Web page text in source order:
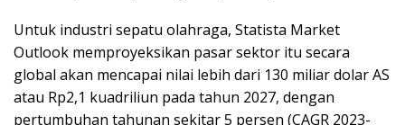
Untuk industri sepatu olahraga, Statista Market
Outlook memproyeksikan pasar sektor itu secara
global akan mencapai nilai lebih dari 130 miliar dolar AS
atau Rp2,1 kuadriliun pada tahun 2027, dengan
pertumbuhan tahunan sekitar 5 persen (CAGR 2023-